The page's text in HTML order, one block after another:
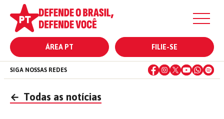
ÁREA PT FILIE-SE
SIGA NOSSAS REDES
← Todas as notícias